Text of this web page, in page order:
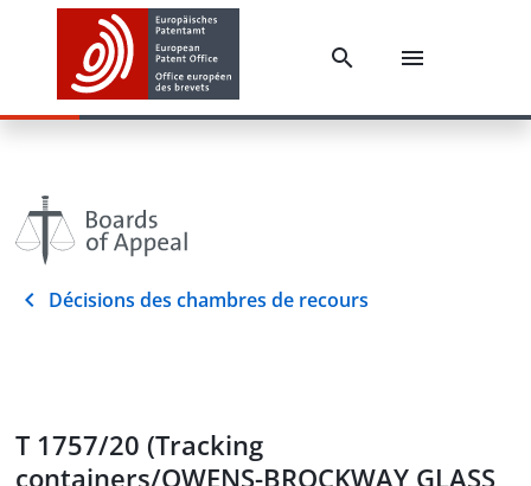
Décisions des chambres de recours
T 1757/20 (Tracking
containers/OWENS-BROCKWAY GLASS